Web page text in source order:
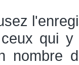
qui
nombre